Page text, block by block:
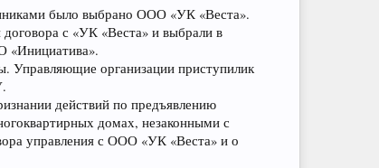
было выбрано ООО «УК «Веста».
с «УК «Веста» и выбрали в
«Инициатива».
Управляющие организации приступилик
действий по предъявлению
домах, незаконными с
управления с ООО «УК «Веста» и о